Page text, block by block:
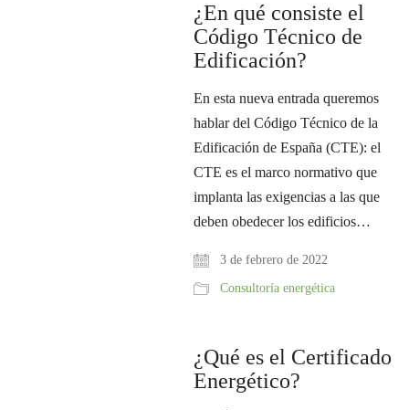
¿En qué consiste el
Código Técnico de
Edificación?
En esta nueva entrada queremos
hablar del Código Técnico de la
Edificación de España (CTE): el
CTE es el marco normativo que
implanta las exigencias a las que
deben obedecer los edificios…
3 de febrero de 2022
Consultoría energética
¿Qué es el Certificado
Energético?